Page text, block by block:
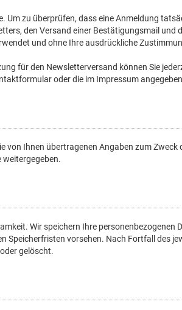
Um zu überprüfen, dass eine Anmeldung
den Versand einer Bestätigungsmail
und ohne Ihre ausdrückliche
für den Newsletterversand können Sie
oder die im Impressum
von Ihnen übertragenen Angaben zum
weitergegeben.
Wir speichern Ihre
Speicherfristen vorsehen. Nach Fortfall des
gelöscht.